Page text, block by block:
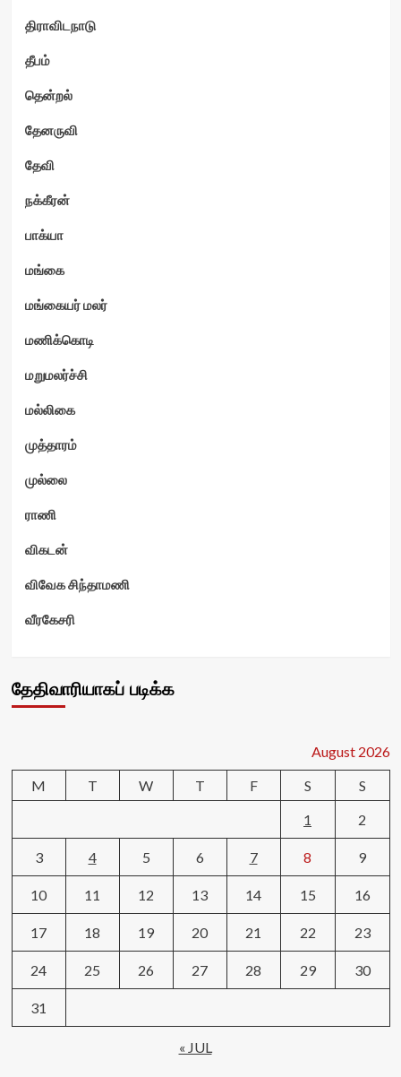
திராவிடநாடு
தீபம்
தென்றல்
தேனருவி
தேவி
நக்கீரன்
பாக்யா
மங்கை
மங்கையர் மலர்
மணிக்கொடி
மறுமலர்ச்சி
மல்லிகை
முத்தாரம்
முல்லை
ராணி
விகடன்
விவேக சிந்தாமணி
வீரகேசரி
தேதிவாரியாகப் படிக்க
August 2026
M
T W T F S
S
1
2
3 4 5 6 7 8 9
10 11 12 13 14 15 16
17 18 19 20 21 22 23
24 25 26 27 28 29 30
31
« JUL